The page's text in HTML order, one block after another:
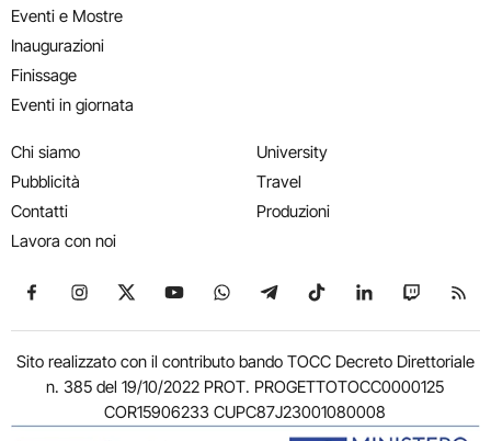
Eventi e Mostre
Inaugurazioni
Finissage
Eventi in giornata
Chi siamo
Pubblicità
Contatti
Lavora con noi
University
Travel
Produzioni
Seguici su Facebook
Seguici su Instagram
Seguici su X
Seguici su YouTube
Seguici su WhatsApp
Seguici su Telegram
Seguici su TikTok
Seguici su
Seguici
Sito realizzato con il contributo bando TOCC Decreto Direttoriale
n. 385 del 19/10/2022 PROT. PROGETTOTOCC0000125
COR15906233 CUPC87J23001080008